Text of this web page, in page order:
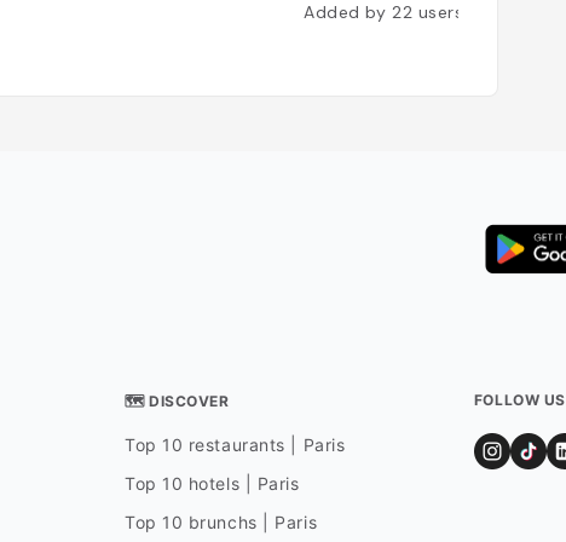
implacable. Remarquez la petite
remarquable pour ses dorures. Les
souverains recevaient ici leurs hôtes
mosaïques de tuiles colorées et de
couronnement des maharajas, et on
peut encore y voir un trône royal très
richement décoré. Après avoir
Nuages), aux murs entièrement
Added by 22 users
🗺 DISCOVER
Top 10 restaurants | Paris
Top 10 hotels | Paris
Top 10 brunchs | Paris
FOLLOW US